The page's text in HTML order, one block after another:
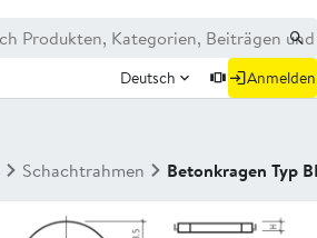
Deutsch Anmelden
Schachtrahmen Betonkragen Typ